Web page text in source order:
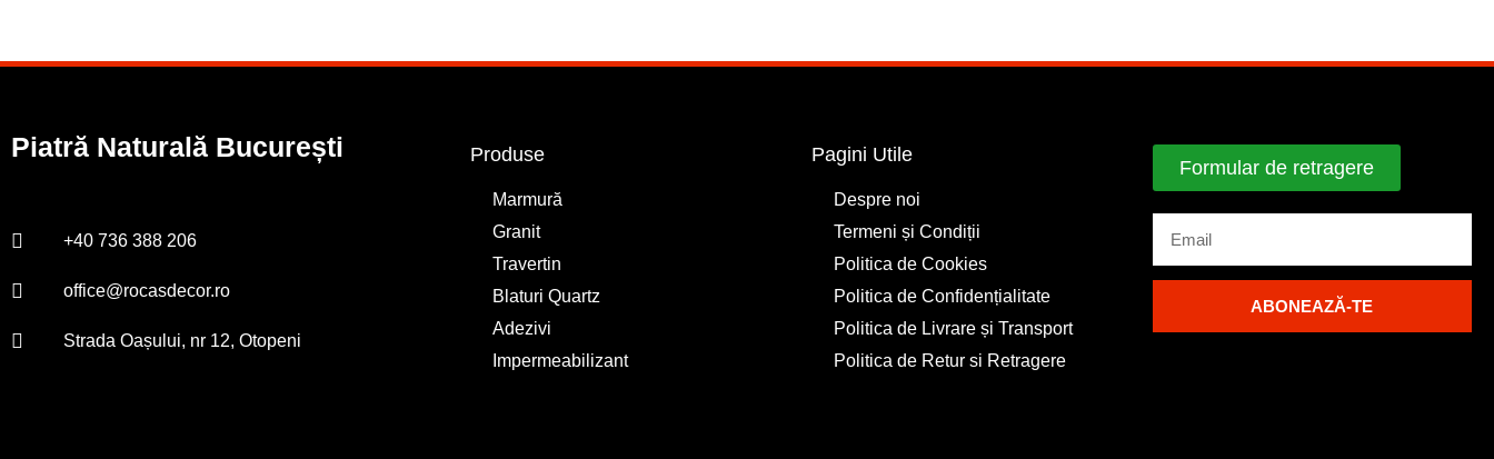
Piatră Naturală București
+40 736 388 206
office@rocasdecor.ro
Strada Oașului, nr 12, Otopeni
Produse
Marmură
Granit
Travertin
Blaturi Quartz
Adezivi
Impermeabilizant
Pagini Utile
Despre noi
Termeni și Condiții
Politica de Cookies
Politica de Confidențialitate
Politica de Livrare și Transport
Politica de Retur si Retragere
Formular de retragere
ABONEAZĂ-TE